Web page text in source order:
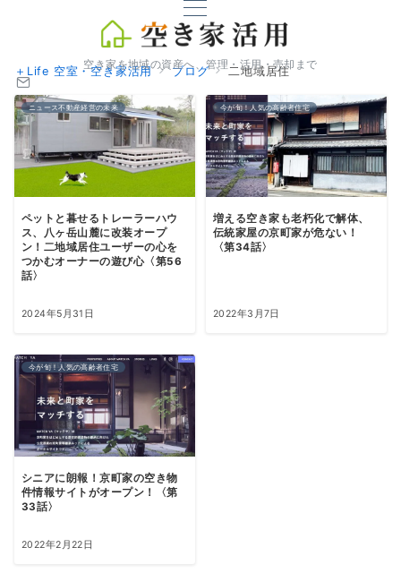
空き家を地域の資産へ、管理・活用・売却まで
＋Life 空室・空き家活用 ブログ 二地域居住
ニュース不動産経営の未来
ペットと暮せるトレーラーハウ
ス、八ヶ岳山麓に改装オープ
ン！二地域居住ユーザーの心を
つかむオーナーの遊び心〈第56
話〉
2024年5月31日
今が旬！人気の高齢者住宅
増える空き家も老朽化で解体、
伝統家屋の京町家が危ない！
〈第34話〉
2022年3月7日
今が旬！人気の高齢者住宅
シニアに朗報！京町家の空き物
件情報サイトがオープン！〈第
33話〉
2022年2月22日